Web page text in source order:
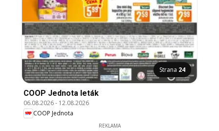
Strana 24
COOP Jednota leták
06.08.2026- 12.08.2026
COOP Jednota
REKLAMA